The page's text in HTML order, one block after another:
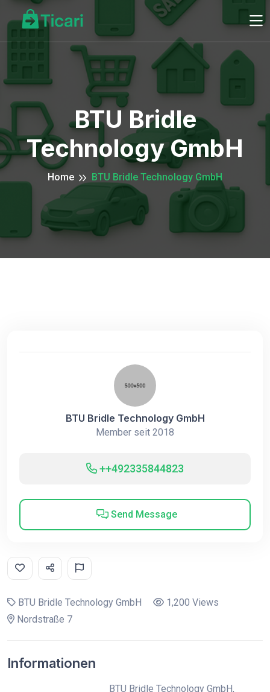
BTU Bridle
Technology GmbH
Home BTU Bridle Technology GmbH
BTU Bridle Technology GmbH
Member seit 2018
++492335844823
Send Message
BTU Bridle Technology GmbH
1,200 Views
Nordstraße 7
Informationen
BTU Bridle Technology GmbH,